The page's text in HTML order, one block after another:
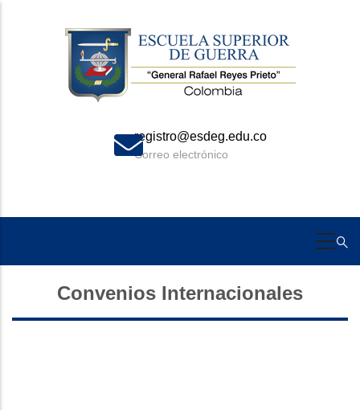
registro@esdeg.edu.co
Correo electrónico
Convenios Internacionales